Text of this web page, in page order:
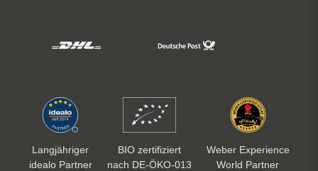
Langjähriger
idealo Partner
BIO zertifiziert
nach DE-ÖKO-013
Weber Experience
World Partner